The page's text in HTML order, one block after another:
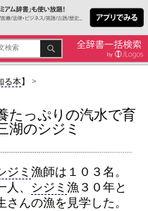
る本】 >
たっぷりの汽水で育
湖のシジミ
ジミ 漁師は１０３名。
、
シジミ 漁３０年と
さんの漁を見学した。